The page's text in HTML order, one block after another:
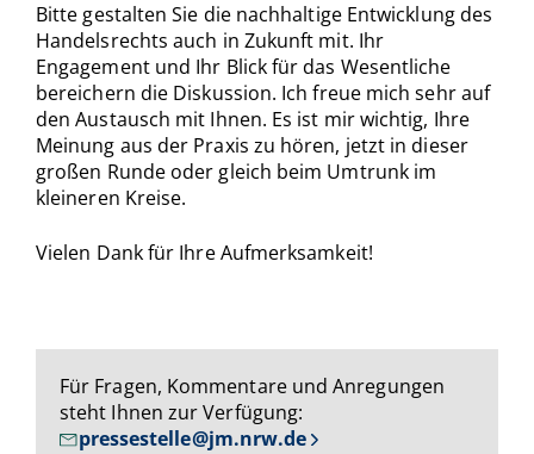
Bitte gestalten Sie die nachhaltige Entwicklung des
Handelsrechts auch in Zukunft mit. Ihr
Engagement und Ihr Blick für das Wesentliche
bereichern die Diskussion. Ich freue mich sehr auf
den Austausch mit Ihnen. Es ist mir wichtig, Ihre
Meinung aus der Praxis zu hören, jetzt in dieser
großen Runde oder gleich beim Umtrunk im
kleineren Kreise.
Vielen Dank für Ihre Aufmerksamkeit!
Für Fragen, Kommentare und Anregungen
steht Ihnen zur Verfügung:
pressestelle@jm.nrw.de